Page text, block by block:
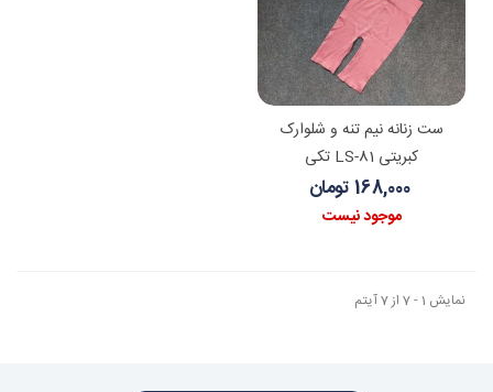
ست زنانه نیم تنه و شلوارک
کبریتی LS-81 تکی
168,000 تومان
موجود نیست
نمایش 1 - 7 از 7 آیتم